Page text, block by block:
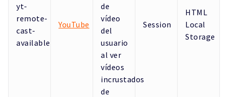
yt-
remote-
cast-
available
YouTube
de
vídeo
del
usuario
al ver
vídeos
incrustados
de
Session
HTML
Local
Storage